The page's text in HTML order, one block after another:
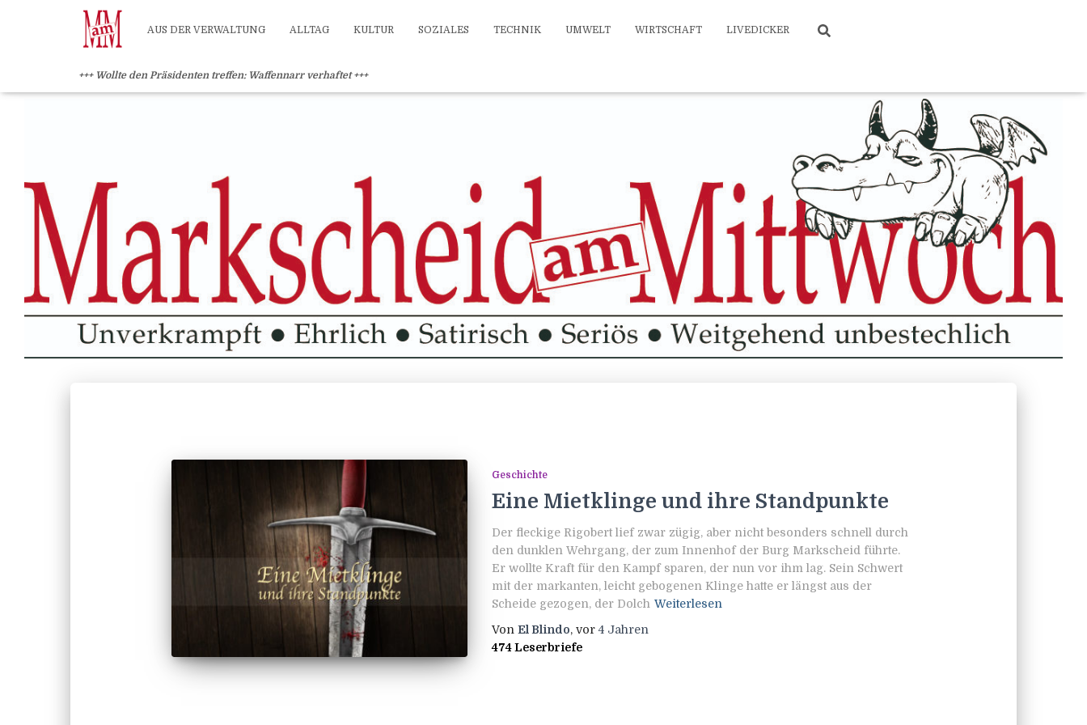
AUS DER VERWALTUNG ALLTAG KULTUR SOZIALES TECHNIK UMWELT WIRTSCHAFT LIVEDICKER
+++ Wollte den Präsidenten treffen: Waffennarr verhaftet +++
Geschichte
Eine Mietklinge und ihre Standpunkte
Der fleckige Rigobert lief zwar zügig, aber nicht besonders schnell durch
den dunklen Wehrgang, der zum Innenhof der Burg Markscheid führte.
Er wollte Kraft für den Kampf sparen, der nun vor ihm lag. Sein Schwert
mit der markanten, leicht gebogenen Klinge hatte er längst aus der
Scheide gezogen, der Dolch Weiterlesen
Von El Blindo, vor4 Jahren
474 Leserbriefe